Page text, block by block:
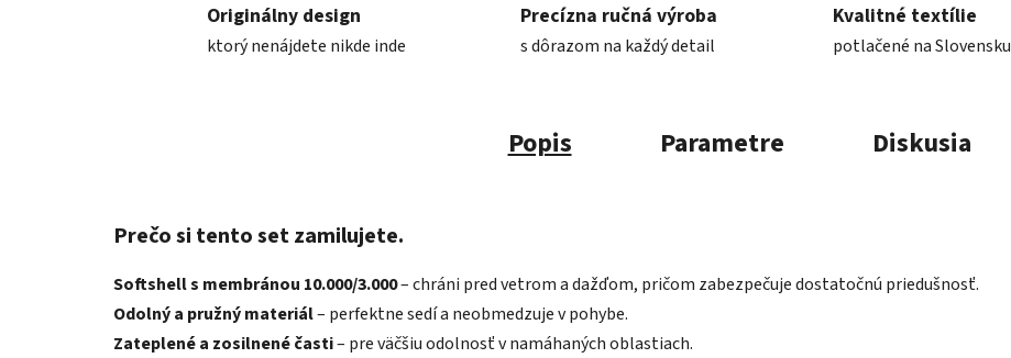
Originálny design
ktorý nenájdete nikde inde
Precízna ručná výroba
s dôrazom na každý detail
Kvalitné textílie
potlačené na Slovensku
Popis Parametre Diskusia
Prečo si tento set zamilujete.
Softshell s membránou 10.000/3.000– chráni pred vetrom a dažďom, pričom zabezpečuje dostatočnú priedušnosť.
Odolný a pružný materiál– perfektne sedí a neobmedzuje v pohybe.
Zateplené a zosilnené časti– pre väčšiu odolnosť v namáhaných oblastiach.